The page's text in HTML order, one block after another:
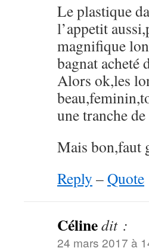
Le plastique
l’appetit
magnifique
bagnat
Alors ok,les
une tranche
Mais bon,faut
Reply –Quote
Célinedit :
24 mars 2017 à